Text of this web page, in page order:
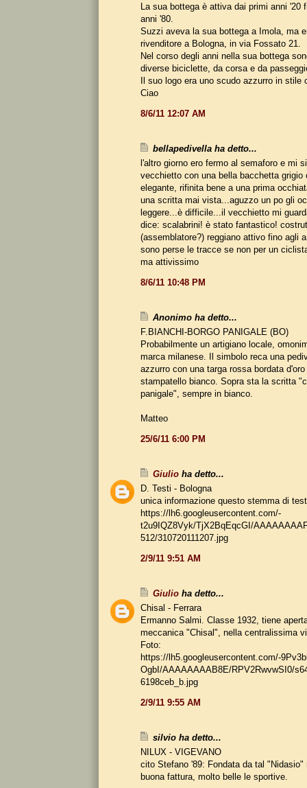
La sua bottega è attiva dai primi anni '20
anni '80.
Suzzi aveva la sua bottega a Imola, ma
rivenditore a Bologna, in via Fossato 21.
Nel corso degli anni nella sua bottega
diverse biciclette, da corsa e da
Il suo logo era uno scudo azzurro in stile
Ciao
8/6/11 12:07 AM
bellapedivella ha detto...
l'altro giorno ero fermo al semaforo e mi
vecchietto con una bella bacchetta grigio
elegante, rifinita bene a una prima
una scritta mai vista...aguzzo un po gli
leggere...è difficile...il vecchietto mi
dice: scalabrini! è stato fantastico!
(assemblatore?) reggiano attivo fino agli
sono perse le tracce se non per un
ma attivissimo
8/6/11 10:48 PM
Anonimo ha detto...
F.BIANCHI-BORGO PANIGALE (BO)
Probabilmente un artigiano locale,
marca milanese. Il simbolo reca una
azzurro con una targa rossa bordata
stampatello bianco. Sopra sta la scritta
panigale", sempre in bianco.
Matteo
25/6/11 6:00 PM
Giulio ha detto...
D. Testi - Bologna
unica informazione questo stemma di
https://lh6.googleusercontent.com/-
t2u9IQZ8Vyk/TjX2BqEqcGI/
512/310720111207.jpg
2/9/11 9:51 AM
Giulio ha detto...
Chisal - Ferrara
Ermanno Salmi. Classe 1932, tiene
meccanica "Chisal", nella centralissima
Foto:
https://lh5.googleusercontent.com/-
OgbI/AAAAAAAAB8E/RPV2RwvwSI0/
6198ceb_b.jpg
2/9/11 9:55 AM
silvio ha detto...
NILUX - VIGEVANO
cito Stefano '89: Fondata da tal
buona fattura, molto belle le sportive.